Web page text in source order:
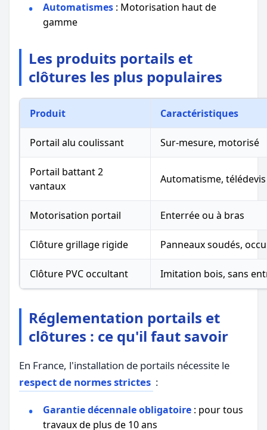
Automatismes : Motorisation haut de
gamme
Les produits portails et
clôtures les plus populaires
Produit Caractéristiques
Portail alu coulissant Sur-mesure, motorisé
Portail battant 2
vantaux
Automatisme, télédevis
Motorisation portail Enterrée ou à bras
Clôture grillage rigide Panneaux soudés,
Clôture PVC occultant Imitation bois, sans
Réglementation portails et
clôtures : ce qu'il faut savoir
En France, l'installation de portails nécessite le
respect de normes strictes :
Garantie décennale obligatoire : pour tous
travaux de plus de 10 ans